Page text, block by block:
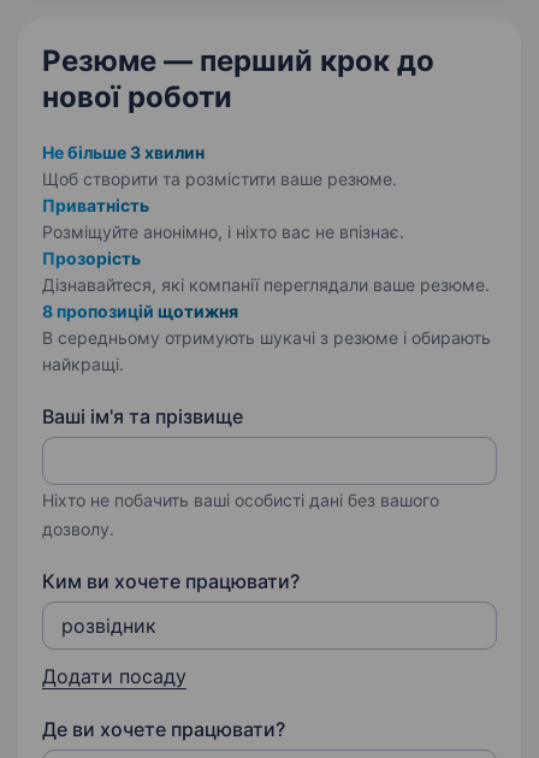
Резюме — перший крок до
нової роботи
Не більше 3 хвилин
Щоб створити та розмістити ваше резюме.
Приватність
Розміщуйте анонімно, і ніхто вас не впізнає.
Прозорість
Дізнавайтеся, які компанії переглядали ваше резюме.
8 пропозицій щотижня
В середньому отримують шукачі з резюме і обирають
найкращі.
Ваші ім'я та прізвище
Ніхто не побачить ваші особисті дані без вашого
дозволу.
Ким ви хочете працювати?
Додати посаду
Де ви хочете працювати?